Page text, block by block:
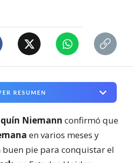
RESUMEN
Niemann confirmó que
en varios meses y
buen pie para conquistar el